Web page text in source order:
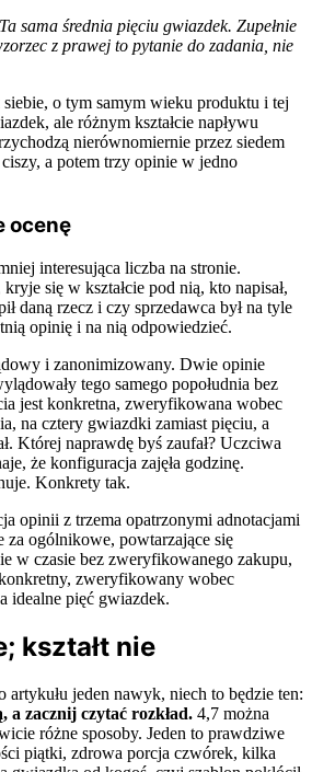
sama średnia pięciu gwiazdek. Zupełnie
z prawej to pytanie do zadania, nie
ocenę
interesująca liczba na stronie.
się w kształcie pod nią, kto napisał,
daną rzecz i czy sprzedawca był na tyle
opinię i na nią odpowiedzieć.
i zanonimizowany. Dwie opinie
tego samego popołudnia bez
jest konkretna, zweryfikowana wobec
na cztery gwiazdki zamiast pięciu, a
Której naprawdę byś zaufał? Uczciwa
że konfiguracja zajęła godzinę.
Konkrety tak.
kształt nie
artykułu jeden nawyk, niech to będzie ten:
a zacznij czytać rozkład. 4,7 można
różne sposoby. Jeden to prawdziwe
piątki, zdrowa porcja czwórek, kilka